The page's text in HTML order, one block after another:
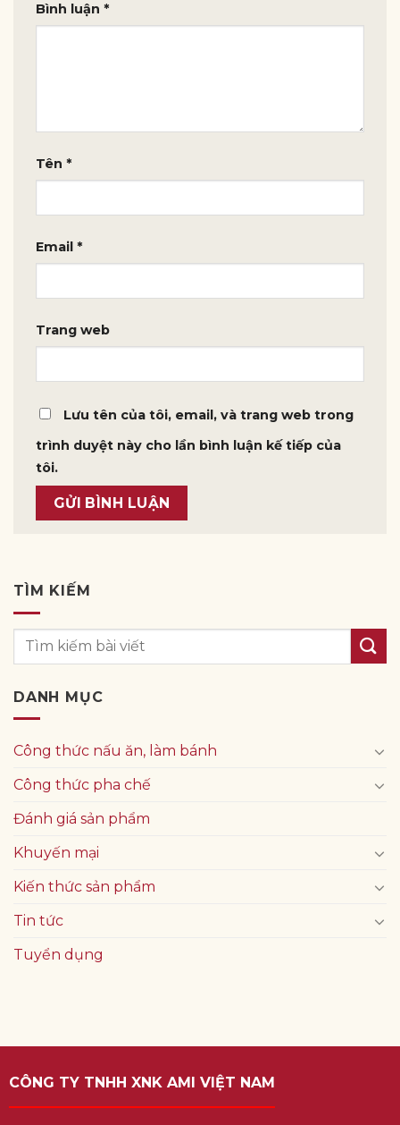
Bình luận *
Tên *
Email *
Trang web
Lưu tên của tôi, email, và trang web trong
trình duyệt này cho lần bình luận kế tiếp của
tôi.
TÌM KIẾM
DANH MỤC
Công thức nấu ăn, làm bánh
Công thức pha chế
Đánh giá sản phẩm
Khuyến mại
Kiến thức sản phẩm
Tin tức
Tuyển dụng
CÔNG TY TNHH XNK AMI VIỆT NAM